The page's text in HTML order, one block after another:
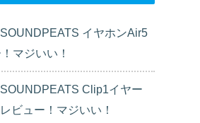
SOUNDPEATS イヤホンAir5
マジいい！
SOUNDPEATS Clip1イヤー
ビュー！マジいい！